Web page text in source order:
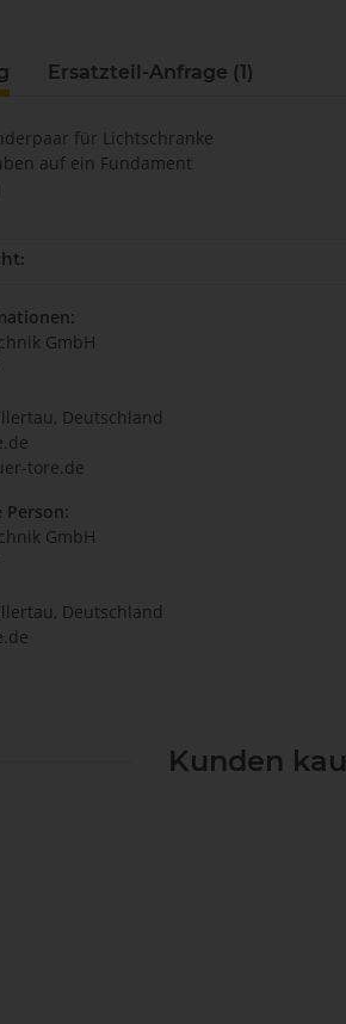
Ersatzteil-Anfrage (1)
für Lichtschranke
auf ein Fundament
GmbH
Deutschland
tore.de
GmbH
Deutschland
Kunden